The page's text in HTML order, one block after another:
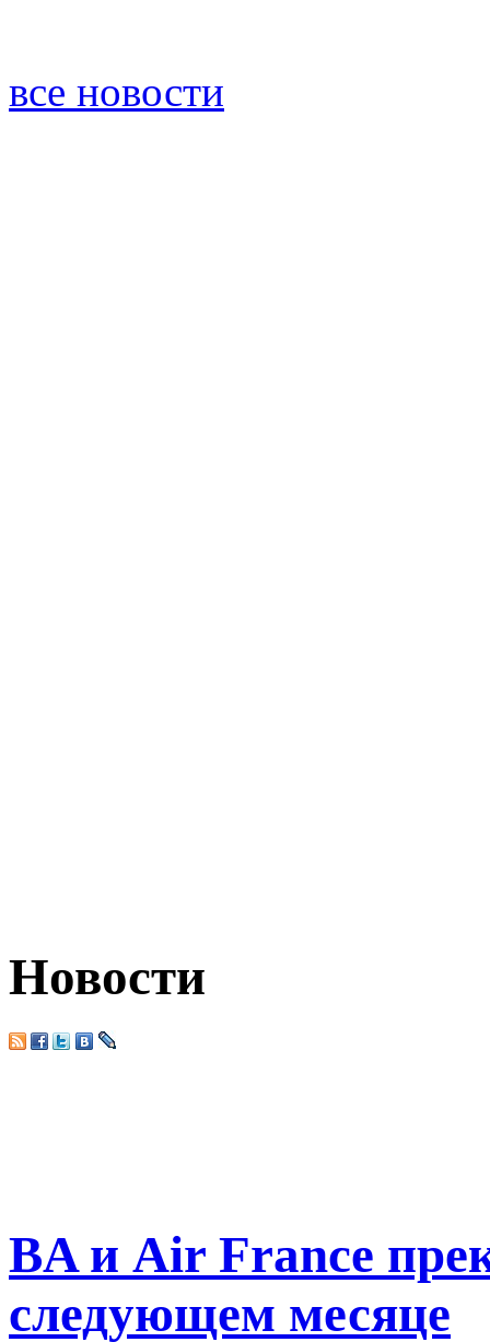
все новости
Новости
BA и Air France
следующем месяце